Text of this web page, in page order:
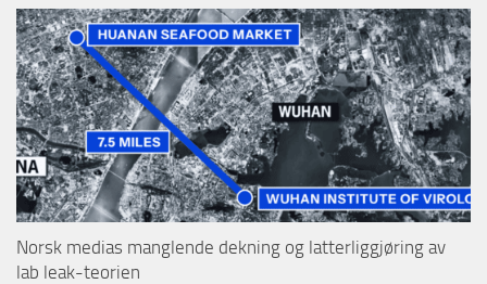
Norsk medias manglende dekning og latterliggjøring av
lab leak-teorien